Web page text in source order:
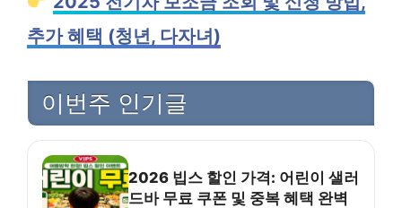
추가 혜택 (청년, 다자녀)
이번주 인기글
2026 빕스 할인 가격: 어린이 샐러
드바 무료 쿠폰 및 중복 혜택 완벽